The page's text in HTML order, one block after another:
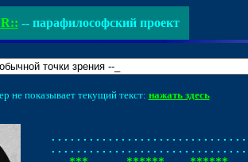
-- парафилософский проект
не показывает текущий текст: нажать здесь